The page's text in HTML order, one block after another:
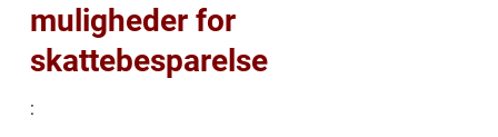
muligheder for
skattebesparelse
: